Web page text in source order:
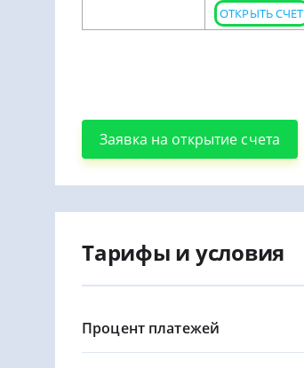
ОТКРЫТЬ СЧЕТ
Заявка на открытие счета
Тарифы и условия
Процент платежей